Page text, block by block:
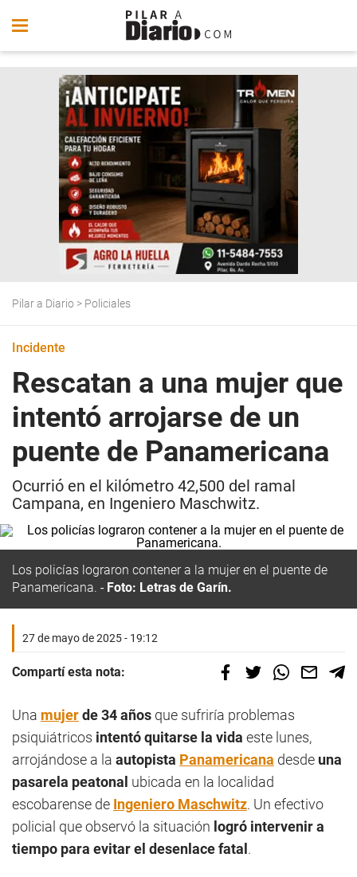
Pilar a Diario > Policiales
Incidente
Rescatan a una mujer que
intentó arrojarse de un
puente de Panamericana
Ocurrió en el kilómetro 42,500 del ramal
Campana, en Ingeniero Maschwitz.
Los policías lograron contener a la mujer en el puente de
Panamericana.
Foto: Letras de Garín.
27 de mayo de 2025 - 19:12
Compartí esta nota:
Una mujerde 34 años que sufriría problemas
psiquiátricos intentó quitarse la vida este lunes,
arrojándose a la autopista Panamericana desde una
pasarela peatonal ubicada en la localidad
escobarense de Ingeniero Maschwitz. Un efectivo
policial que observó la situación logró intervenir a
tiempo para evitar el desenlace fatal .